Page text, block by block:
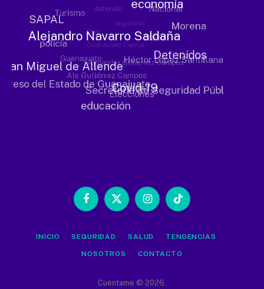
Facebook
X
InstagramTikTok
INICIO SEGURIDAD SALUD TENDENCIAS
NOSOTROS CONTACTO
Cuéntame © 2026.